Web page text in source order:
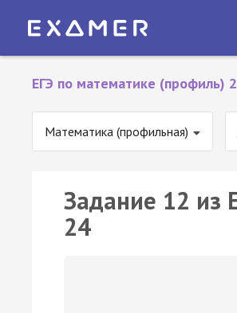
ЕГЭ по математике (профиль)
Математика (профильная)
Задание 12 из
24